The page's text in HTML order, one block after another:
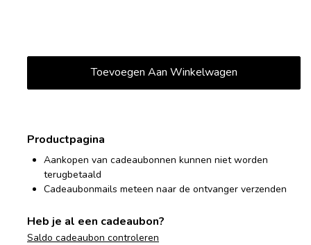
Productpagina
Aankopen van cadeaubonnen kunnen niet worden
terugbetaald
Cadeaubonmails meteen naar de ontvanger verzenden
Heb je al een cadeaubon?
Saldo cadeaubon controleren